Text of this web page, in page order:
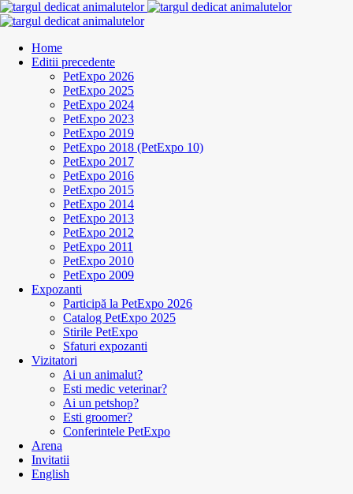
Home
Editii precedente
PetExpo 2026
PetExpo 2025
PetExpo 2024
PetExpo 2023
PetExpo 2019
PetExpo 2018 (PetExpo 10)
PetExpo 2017
PetExpo 2016
PetExpo 2015
PetExpo 2014
PetExpo 2013
PetExpo 2012
PetExpo 2011
PetExpo 2010
PetExpo 2009
Expozanti
Participă la PetExpo 2026
Catalog PetExpo 2025
Stirile PetExpo
Sfaturi expozanti
Vizitatori
Ai un animalut?
Esti medic veterinar?
Ai un petshop?
Esti groomer?
Conferintele PetExpo
Arena
Invitatii
English